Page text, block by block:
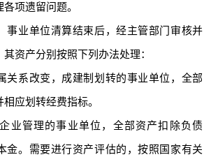
项遗留问题。
业单位清算结束后，经主管部门审核并
资产分别按照下列办法处理：
系改变，成建制划转的事业单位，全部
应划转经费指标。
管理的事业单位，全部资产扣除负债
金。需要进行资产评估的，按照国家有关